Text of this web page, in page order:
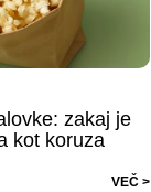
zakaj je
kot koruza
VEČ >